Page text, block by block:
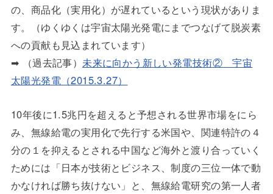
の、商品化（実用化）が遅れているという現状がありま
す。（ゆくゆくは宇宙太陽光発電にまでつなげて脱炭素
への貢献も見込まれています）
➡ （過去記事）未来に向かう新しい発電技術② 宇宙
太陽光発電（2015.3.27）
10年後に1.5兆円を超えると予想される世界市場をにら
み、無線給電の実用化で先行する米国や、関連特許の４
分の１を抑えるとされる中国など海外と渡り合っていく
ためには「日本が技術とビジネス、制度の三位一体で動
かなければ勝ち抜けない」と、無線給電研究の第一人者